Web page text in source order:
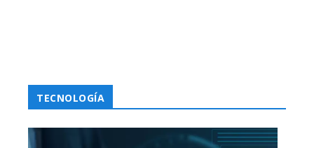
TECNOLOGÍA